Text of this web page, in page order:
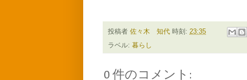
投稿者 佐々木 知代 時刻: 23:35
ラベル: 暮らし
0 件のコメント: